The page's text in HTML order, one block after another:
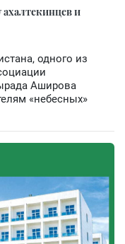
и
одного из
Аширова
«небесных»